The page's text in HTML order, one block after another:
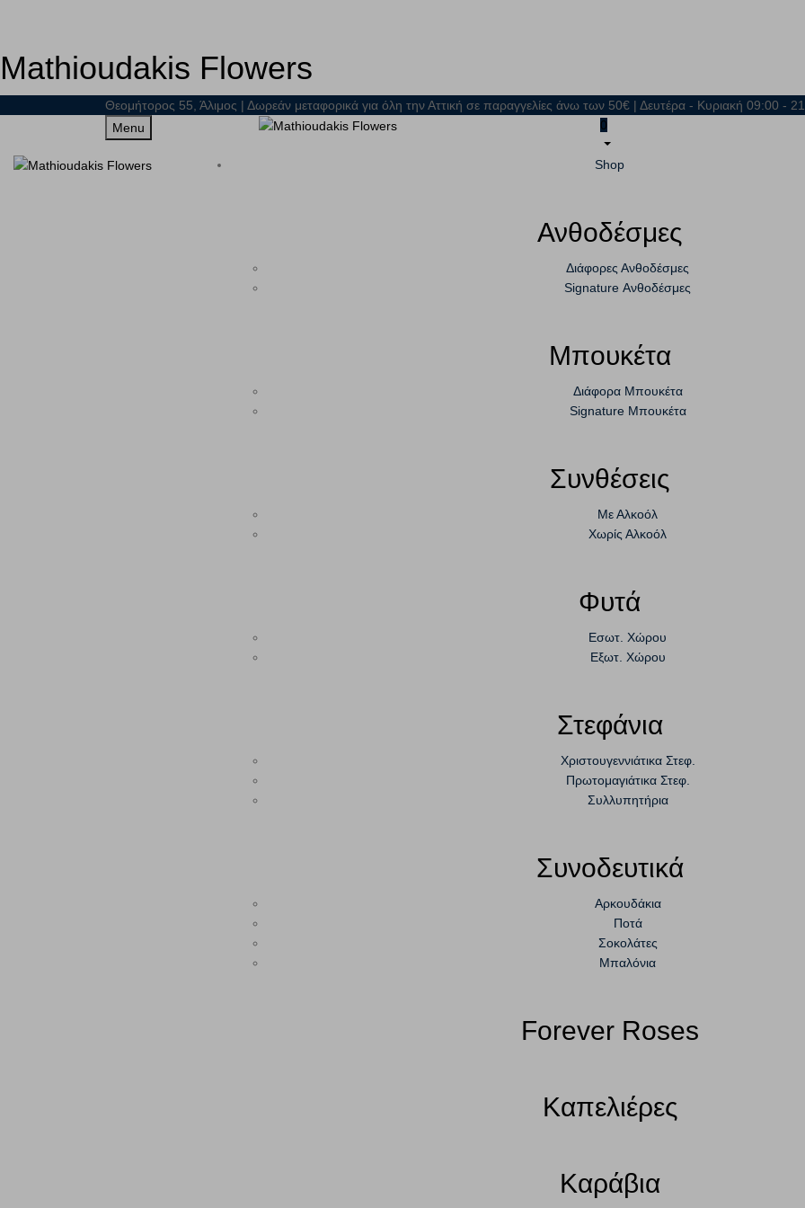
Mathioudakis Flowers
Θεομήτορος 55, Άλιμος | Δωρεάν μεταφορικά για όλη την Αττική σε παραγγελίες άνω των 50€ | Δευτέρα - Κυριακή 09:00
Menu
0
Shop
Ανθοδέσμες
Διάφορες Ανθοδέσμες
Signature Ανθοδέσμες
Μπουκέτα
Διάφορα Μπουκέτα
Signature Μπουκέτα
Συνθέσεις
Με Αλκοόλ
Χωρίς Αλκοόλ
Φυτά
Εσωτ. Χώρου
Εξωτ. Χώρου
Στεφάνια
Χριστουγεννιάτικα Στεφ.
Πρωτομαγιάτικα Στεφ.
Συλλυπητήρια
Συνοδευτικά
Αρκουδάκια
Ποτά
Σοκολάτες
Μπαλόνια
Forever Roses
Καπελιέρες
Καράβια